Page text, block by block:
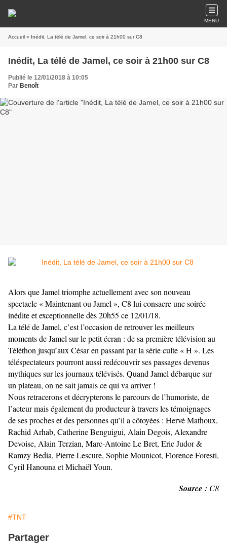
MENU
Accueil » Inédit, La télé de Jamel, ce soir à 21h00 sur C8
Inédit, La télé de Jamel, ce soir à 21h00 sur C8
Publié le 12/01/2018 à 10:05
Par Benoît
Alors que Jamel triomphe actuellement avec son nouveau
spectacle « Maintenant ou Jamel », C8 lui consacre une soirée
inédite et exceptionnelle dès 20h55 ce 12/01/18.
La télé de Jamel, c’est l’occasion de retrouver les meilleurs
moments de Jamel sur le petit écran : de sa première télévision au
Téléthon jusqu’aux César en passant par la série culte « H ». Les
téléspectateurs pourront aussi redécouvrir ses passages devenus
mythiques sur les journaux télévisés. Quand Jamel débarque sur
un plateau, on ne sait jamais ce qui va arriver !
Nous retracerons et décrypterons le parcours de l’humoriste, de
l’acteur mais également du producteur à travers les témoignages
de ses proches et des personnes qu’il a côtoyées : Hervé Mathoux,
Rachid Arhab, Catherine Benguigui, Alain Degois, Alexandre
Devoise, Alain Terzian, Marc-Antoine Le Bret, Eric Judor &
Ramzy Bedia, Pierre Lescure, Sophie Mounicot, Florence Foresti,
Cyril Hanouna et Michaël Youn.
Source : C8
#TNT
Partager